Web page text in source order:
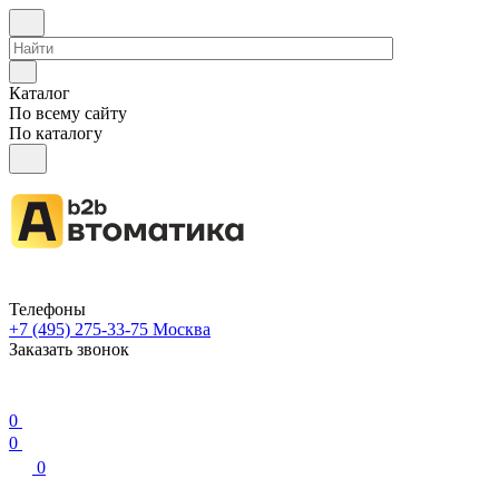
Каталог
По всему сайту
По каталогу
Телефоны
+7 (495) 275-33-75 Москва
Заказать звонок
0
0
0